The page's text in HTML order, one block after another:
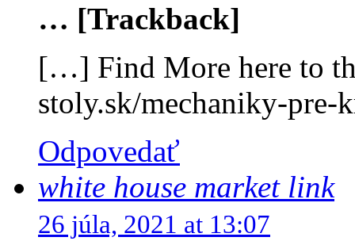
… [Trackback]
[…] Find More here to
stoly.sk/mechaniky-
Odpovedať
white house market link
26 júla, 2021 at 13:07